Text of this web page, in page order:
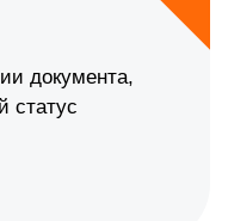
документа,
статус